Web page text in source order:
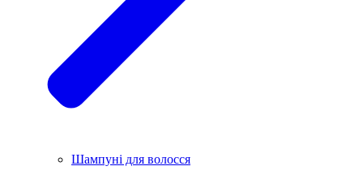
Шампуні для волосся